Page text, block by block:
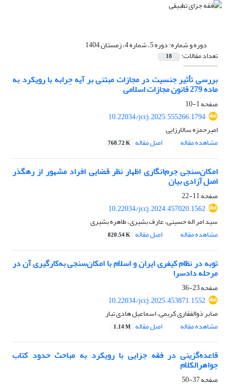
دوره و شماره:دوره 5، شماره 4، زمستان 1404
تعداد مقالات: 18
بررسی تأثیر جنسیت در مجازات مبتنی بر آیه حِرابه با رویکرد به
ماده 279 قانون مجازات اسلامی
صفحه1-10
10.22034/jccj.2025.555266.1794
امیرحمزه سالارزایی
مشاهده مقاله
اصل مقاله 768.72 K
امکان‌سنجی جرم‌انگاری اظهار نظر قضایی افراد مشهور از رهگذر
اصل آزادی بیان
صفحه11-22
10.22034/jccj.2024.457020.1562
سید امر اله حسینی، عارف بشیری، طاهره بشیری
مشاهده مقاله
اصل مقاله 820.54 K
توبه در نظام کیفری ایران و اسلام با امکان‌سنجی به‌کارگیری آن در
مرحله دادسرا
صفحه23-36
10.22034/jccj.2025.453871.1552
صابر ذوالفقاری کریمی، اسماعیل هادی تبار
مشاهده مقاله
اصل مقاله 1.14 M
قاعده‌گزینی در فقه جزایی با رویکرد به مباحث حدود کتاب
جواهرالکلام
صفحه37-50